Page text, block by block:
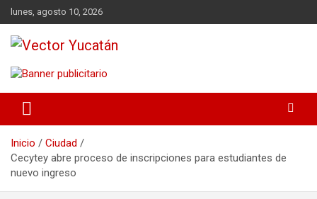
Saltar
al
contenido
lunes, agosto 10, 2026
Vector Yucatán
Inicio
Ciudad
Cecytey abre proceso de inscripciones para estudiantes de
nuevo ingreso